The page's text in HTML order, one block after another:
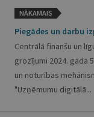
NĀKAMAIS
Piegādes un darbu
Centrālā finanšu un
grozījumi 2024. gada
un noturības
"Uzņēmumu digitālā...